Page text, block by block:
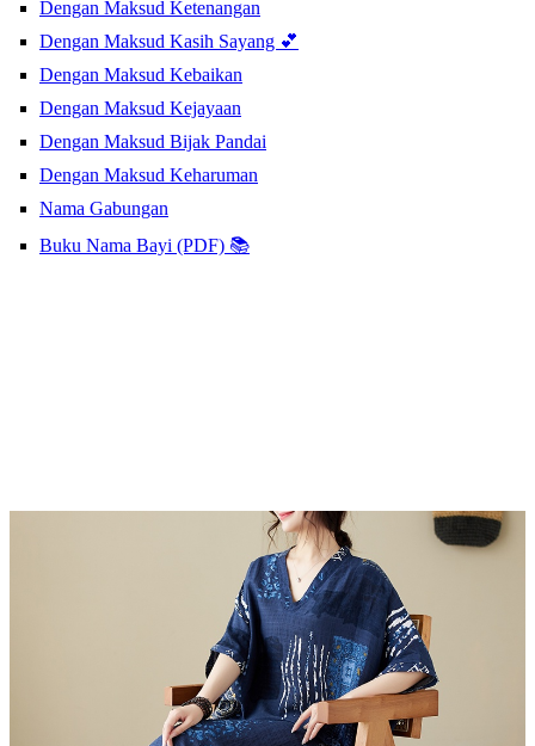
Dengan Maksud Ketenangan
Dengan Maksud Kasih Sayang 💕
Dengan Maksud Kebaikan
Dengan Maksud Kejayaan
Dengan Maksud Bijak Pandai
Dengan Maksud Keharuman
Nama Gabungan
Buku Nama Bayi (PDF) 📚